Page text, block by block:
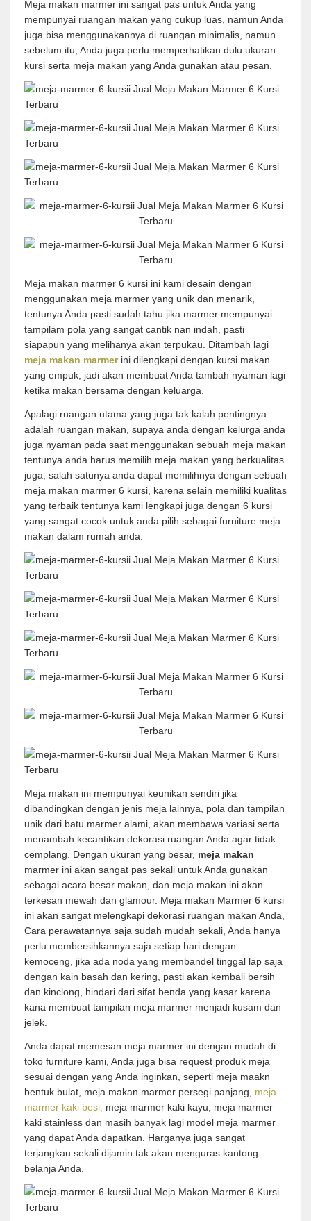
Meja makan marmer ini sangat pas untuk Anda yang
mempunyai ruangan makan yang cukup luas, namun Anda
juga bisa menggunakannya di ruangan minimalis, namun
sebelum itu, Anda juga perlu memperhatikan dulu ukuran
kursi serta meja makan yang Anda gunakan atau pesan.
Meja makan marmer 6 kursi ini kami desain dengan
menggunakan meja marmer yang unik dan menarik,
tentunya Anda pasti sudah tahu jika marmer mempunyai
tampilam pola yang sangat cantik nan indah, pasti
siapapun yang melihanya akan terpukau. Ditambah lagi
meja makan marmerini dilengkapi dengan kursi makan
yang empuk, jadi akan membuat Anda tambah nyaman lagi
ketika makan bersama dengan keluarga.
Apalagi ruangan utama yang juga tak kalah pentingnya
adalah ruangan makan, supaya anda dengan kelurga anda
juga nyaman pada saat menggunakan sebuah meja makan
tentunya anda harus memilih meja makan yang berkualitas
juga, salah satunya anda dapat memilihnya dengan sebuah
meja makan marmer 6 kursi, karena selain memiliki kualitas
yang terbaik tentunya kami lengkapi juga dengan 6 kursi
yang sangat cocok untuk anda pilih sebagai furniture meja
makan dalam rumah anda.
Meja makan ini mempunyai keunikan sendiri jika
dibandingkan dengan jenis meja lainnya, pola dan tampilan
unik dari batu marmer alami, akan membawa variasi serta
menambah kecantikan dekorasi ruangan Anda agar tidak
cemplang. Dengan ukuran yang besar, meja makan
marmer ini akan sangat pas sekali untuk Anda gunakan
sebagai acara besar makan, dan meja makan ini akan
terkesan mewah dan glamour. Meja makan Marmer 6 kursi
ini akan sangat melengkapi dekorasi ruangan makan Anda,
Cara perawatannya saja sudah mudah sekali, Anda hanya
perlu membersihkannya saja setiap hari dengan
kemoceng, jika ada noda yang membandel tinggal lap saja
dengan kain basah dan kering, pasti akan kembali bersih
dan kinclong, hindari dari sifat benda yang kasar karena
kana membuat tampilan meja marmer menjadi kusam dan
jelek.
Anda dapat memesan meja marmer ini dengan mudah di
toko furniture kami, Anda juga bisa request produk meja
sesuai dengan yang Anda inginkan, seperti meja maakn
bentuk bulat, meja makan marmer persegi panjang, meja
marmer kaki besi, meja marmer kaki kayu, meja marmer
kaki stainless dan masih banyak lagi model meja marmer
yang dapat Anda dapatkan. Harganya juga sangat
terjangkau sekali dijamin tak akan menguras kantong
belanja Anda.